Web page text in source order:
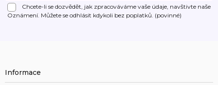
Chcete-li se dozvědět, jak zpracováváme vaše údaje, navštivte naše
Oznámení. Můžete se odhlásit kdykoli bez poplatků. (povinné)
Informace